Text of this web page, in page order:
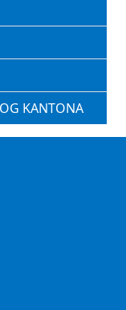
KANTONA